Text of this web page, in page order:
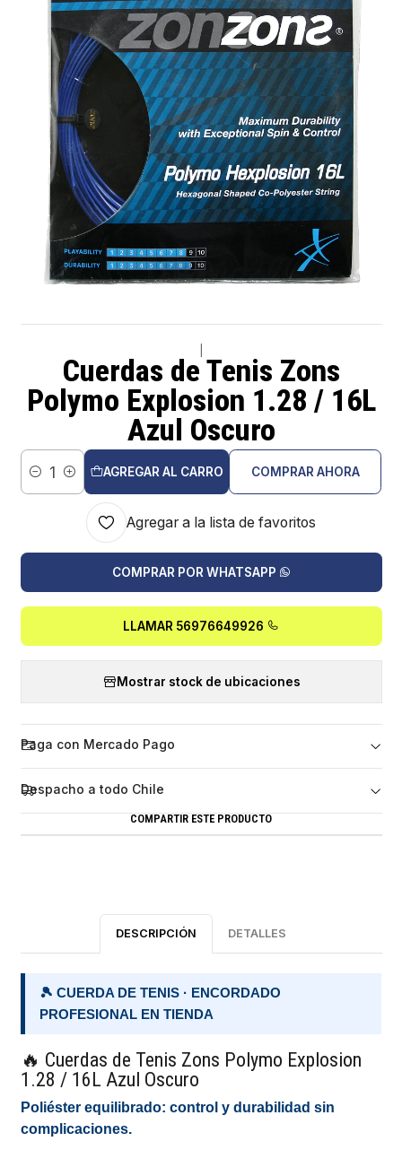
Cuerdas de Tenis Zons
Polymo Explosion 1.28 / 16L
Azul Oscuro
Cantidad
AGREGAR AL CARRO COMPRAR AHORA
Agregar a la lista de favoritos
COMPRAR POR WHATSAPP
LLAMAR 56976649926
Mostrar stock de ubicaciones
Paga con Mercado Pago
Despacho a todo Chile
COMPARTIR ESTE PRODUCTO
DESCRIPCIÓN DETALLES
🎾 CUERDA DE TENIS · ENCORDADO
PROFESIONAL EN TIENDA
🔥 Cuerdas de Tenis Zons Polymo Explosion
1.28 / 16L Azul Oscuro
Poliéster equilibrado: control y durabilidad sin
complicaciones.